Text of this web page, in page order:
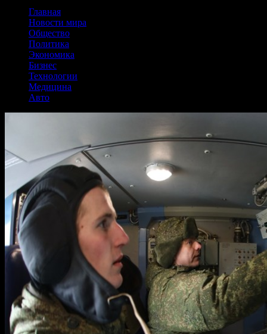
Главная
Новости мира
Общество
Политика
Экономика
Бизнес
Технологии
Медицина
Авто